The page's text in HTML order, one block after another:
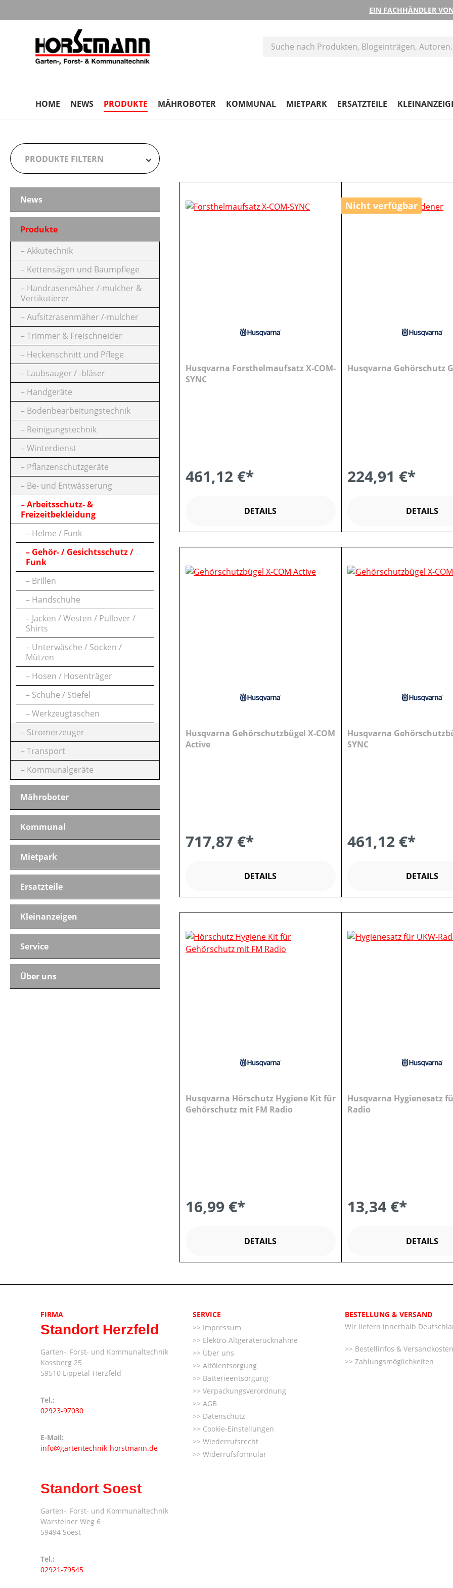
EIN FACHHÄNDLER
HOME NEWS PRODUKTE MÄHROBOTER KOMMUNAL MIETPARK ERSATZTEILE
PRODUKTE FILTERN
HERSTELLER
FARBE (VARIANTE)
KLASSIFIZIERUNG
QUALITÄTSSTUFE
PREIS
News
Produkte
Akkutechnik
Kettensägen und Baumpflege
Handrasenmäher /-mulcher &
Vertikutierer
Aufsitzrasenmäher /-mulcher
Trimmer & Freischneider
Heckenschnitt und Pflege
Laubsauger / -bläser
Handgeräte
Bodenbearbeitungstechnik
Reinigungstechnik
Winterdienst
Pflanzenschutzgeräte
Be- und Entwässerung
Arbeitsschutz- &
Freizeitbekleidung
Helme / Funk
Gehör- / Gesichtsschutz /
Funk
Brillen
Handschuhe
Jacken / Westen / Pullover /
Shirts
Unterwäsche / Socken /
Mützen
Hosen / Hosenträger
Schuhe / Stiefel
Werkzeugtaschen
Stromerzeuger
Transport
Kommunalgeräte
Mähroboter
Kommunal
Mietpark
Ersatzteile
Kleinanzeigen
Service
Über uns
Husqvarna Forsthelmaufsatz X-COM-
SYNC
461,12 €*
DETAILS
Nicht verfügbar
Husqvarna Gehörschutz
224,91 €*
DETAILS
Husqvarna Gehörschutzbügel X-COM
Active
717,87 €*
DETAILS
Husqvarna
SYNC
461,12 €*
DETAILS
Husqvarna Hörschutz Hygiene Kit für
Gehörschutz mit FM Radio
16,99 €*
DETAILS
Husqvarna Hygienesatz
Radio
13,34 €*
DETAILS
FIRMA
Standort Herzfeld
Garten-, Forst- und Kommunaltechnik
Kossberg 25
59510 Lippetal-Herzfeld
Tel.:
02923-97030
E-Mail:
info@gartentechnik-horstmann.de
Standort Soest
Garten-, Forst- und Kommunaltechnik
Warsteiner Weg 6
59494 Soest
Tel.:
02921-79545
SERVICE
Impressum
Elektro-Altgeräterücknahme
Über uns
Altölentsorgung
Batterieentsorgung
Verpackungsverordnung
AGB
Datenschutz
Cookie-Einstellungen
Wiederrufsrecht
Widerrufsformular
BESTELLUNG & VERSAND
Wir liefern innerhalb
Bestellinfos & Versandkosten
Zahlungsmöglichkeiten